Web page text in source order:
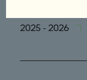
2025 - 2026